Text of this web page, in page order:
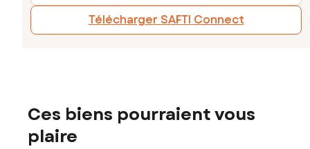
Télécharger SAFTI Connect
Ces biens pourraient vous
plaire